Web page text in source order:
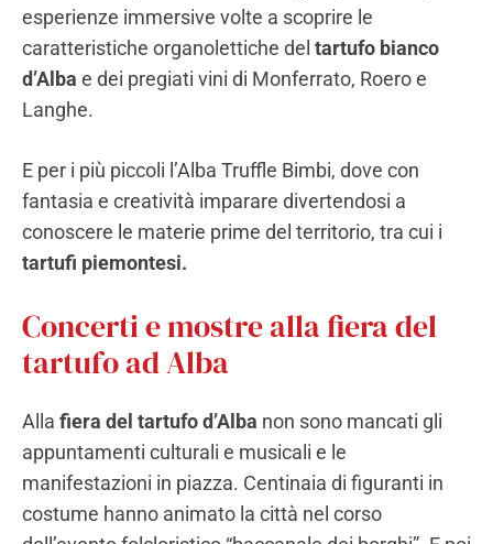
esperienze immersive volte a scoprire le
caratteristiche organolettiche del tartufo bianco
d’Alba e dei pregiati vini di Monferrato, Roero e
Langhe.
E per i più piccoli l’Alba Truffle Bimbi, dove con
fantasia e creatività imparare divertendosi a
conoscere le materie prime del territorio, tra cui i
tartufi piemontesi.
Concerti e mostre alla fiera del
tartufo ad Alba
Alla fiera del tartufo d’Alba non sono mancati gli
appuntamenti culturali e musicali e le
manifestazioni in piazza. Centinaia di figuranti in
costume hanno animato la città nel corso